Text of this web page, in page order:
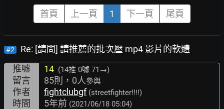
首頁 上一頁 1 下一頁 尾頁
#2
Re: [請問] 請推薦的批次壓 mp4 影片的軟體
推噓
14 (14推 0噓 71→)
留言 85則，0人參與
作者 fightclubgf (streetfighter!!!!)
時間 5年前 (2021/06/18 05:04)